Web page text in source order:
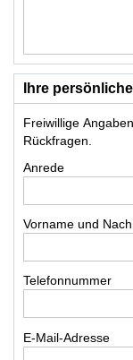
Ihre
Freiwillige
Rückfragen.
Anrede
Vorname und
Telefonnummer
E-Mail-Adresse